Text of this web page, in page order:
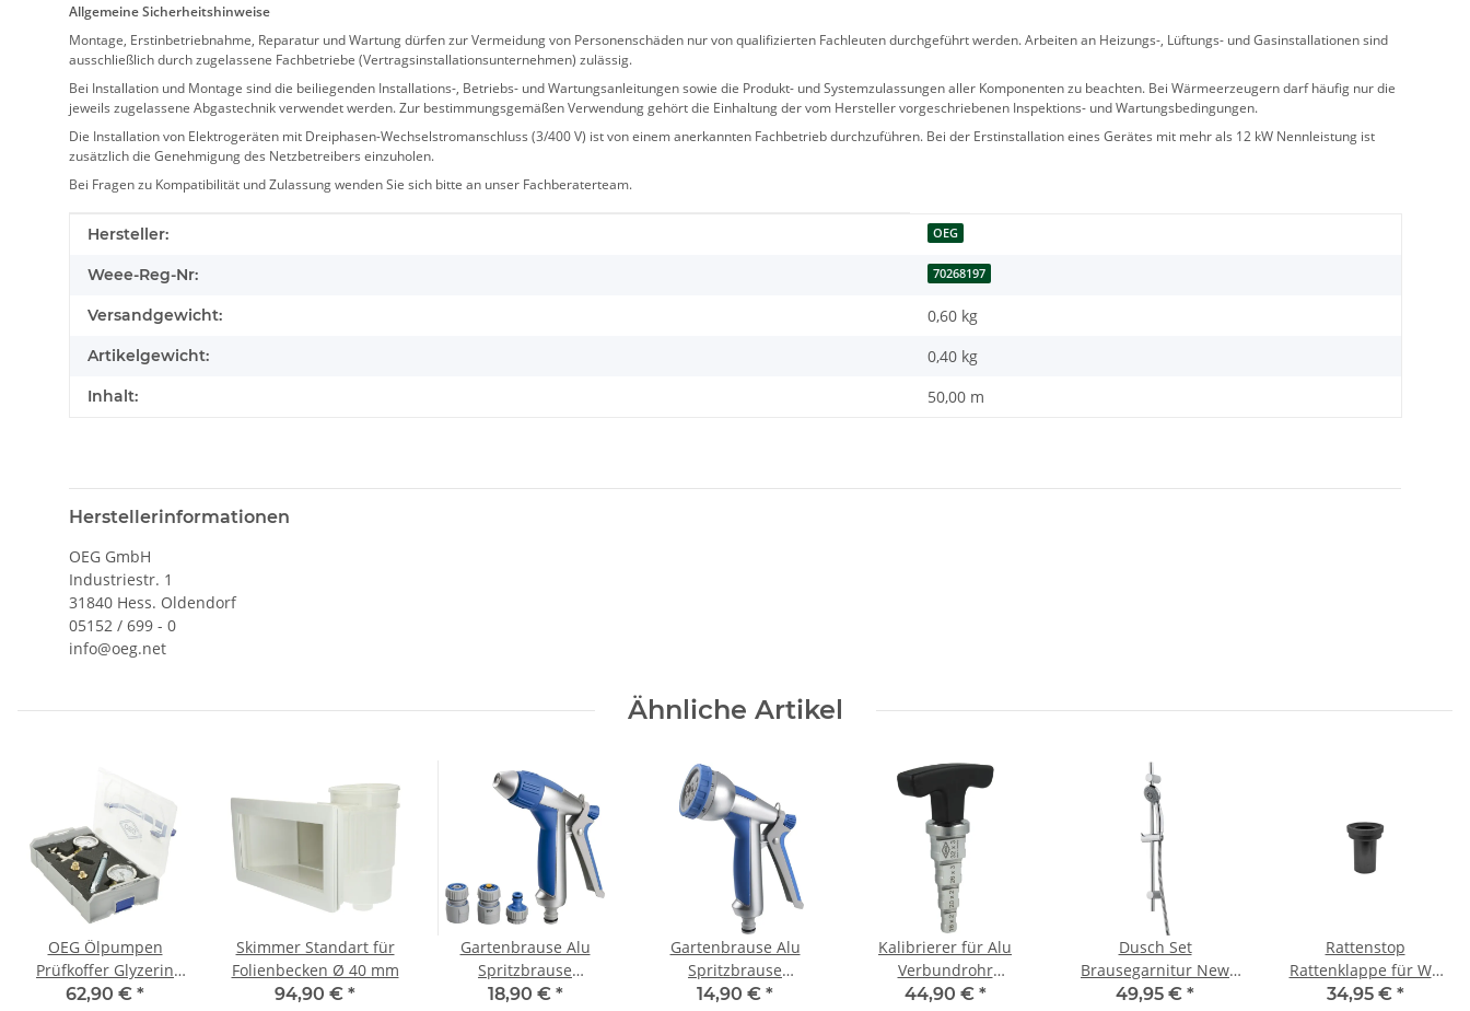
Allgemeine Sicherheitshinweise
Montage, Erstinbetriebnahme, Reparatur und Wartung dürfen zur Vermeidung von Personenschäden nur von qualifizierten Fachleuten durchgeführt werden. Arbeiten an Heizungs-, Lüftungs- und Gasinstallationen sind
ausschließlich durch zugelassene Fachbetriebe (Vertragsinstallationsunternehmen) zulässig.
Bei Installation und Montage sind die beiliegenden Installations-, Betriebs- und Wartungsanleitungen sowie die Produkt- und Systemzulassungen aller Komponenten zu beachten. Bei Wärmeerzeugern darf häufig nur die
jeweils zugelassene Abgastechnik verwendet werden. Zur bestimmungsgemäßen Verwendung gehört die Einhaltung der vom Hersteller vorgeschriebenen Inspektions- und Wartungsbedingungen.
Die Installation von Elektrogeräten mit Dreiphasen-Wechselstromanschluss (3/400 V) ist von einem anerkannten Fachbetrieb durchzuführen. Bei der Erstinstallation eines Gerätes mit mehr als 12 kW Nennleistung ist
zusätzlich die Genehmigung des Netzbetreibers einzuholen.
Bei Fragen zu Kompatibilität und Zulassung wenden Sie sich bitte an unser Fachberaterteam.
Produkteigenschaft
Wert
Hersteller: OEG
Weee-Reg-Nr: 70268197
Versandgewicht: 0,60 kg
Artikelgewicht: 0,40 kg
Inhalt: 50,00 m
Herstellerinformationen
OEG GmbH
Industriestr. 1
31840 Hess. Oldendorf
05152 / 699 - 0
info@oeg.net
Ähnliche Artikel
OEG Ölpumpen
Prüfkoffer Glyzerin
PPKG
62,90 € *
Skimmer Standart für
Folienbecken Ø 40 mm
94,90 € *
Gartenbrause Alu
Spritzbrause
Sprühpistole stufenlos
18,90 € *
Gartenbrause Alu
Spritzbrause
Sprühpistole 8 fach
14,90 € *
Kalibrierer für Alu
Verbundrohr
Kunststoffrohr 16 bis
44,90 € *
Dusch Set
Brausegarnitur New
Cento verchromt mit
49,95 € *
Rattenstop
Rattenklappe für WC
Anschlussgarnitur DN
34,95 € *